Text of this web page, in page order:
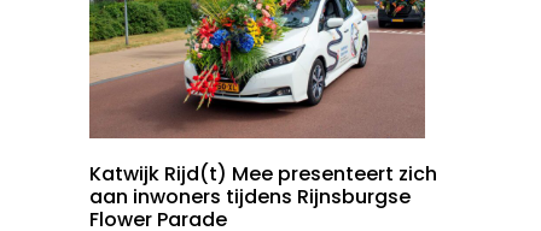
Katwijk Rijd(t) Mee presenteert zich
aan inwoners tijdens Rijnsburgse
Flower Parade